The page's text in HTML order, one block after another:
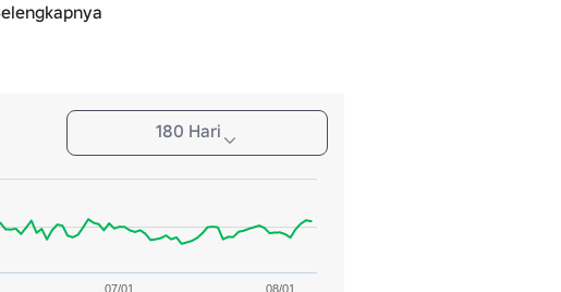
lebih banyak senjata daripada
180 Hari
07/01 08/01